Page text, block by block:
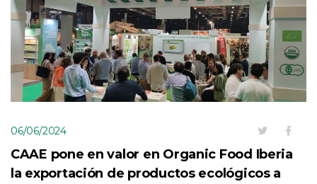
06/06/2024
CAAE pone en valor en Organic Food Iberia
la exportación de productos ecológicos a